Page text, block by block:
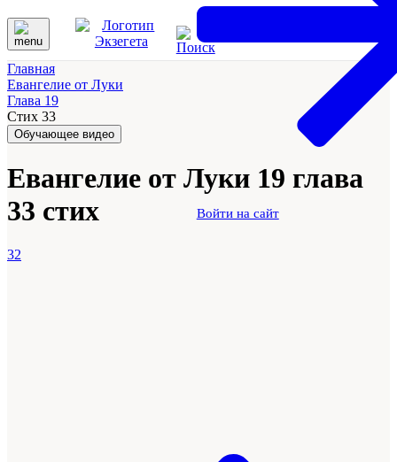
Войти на сайт
Главная
Евангелие от Луки
Глава 19
Стих 33
Обучающее видео
Евангелие от Луки 19 глава
33 стих
32